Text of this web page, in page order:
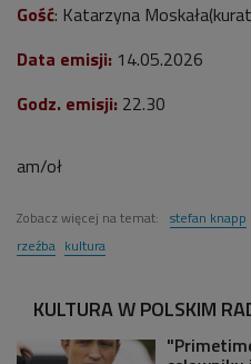
Gość: Katarzyna
Data emisji: 14.05.2026
Godz. emisji: 22.30
am/oł
Zobacz więcej na temat: stefan knapp
rzeźba kultura
KULTURA W POLSKIM